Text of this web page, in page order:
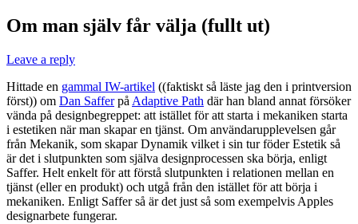
Om man själv får välja (fullt ut)
Leave a reply
Hittade en gammal IW-artikel ((faktiskt så läste jag den i printversion
först)) om Dan Safferpå Adaptive Path där han bland annat försöker
vända på designbegreppet: att istället för att starta i mekaniken starta
i estetiken när man skapar en tjänst. Om användarupplevelsen går
från Mekanik, som skapar Dynamik vilket i sin tur föder Estetik så
är det i slutpunkten som själva designprocessen ska börja, enligt
Saffer. Helt enkelt för att förstå slutpunkten i relationen mellan en
tjänst (eller en produkt) och utgå från den istället för att börja i
mekaniken. Enligt Saffer så är det just så som exempelvis Apples
designarbete fungerar.